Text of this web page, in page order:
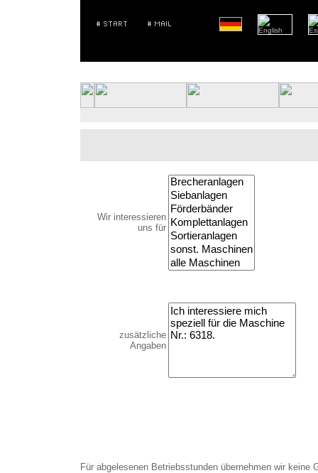
Wir interessieren
uns für
zusätzliche
Angaben
Für abgelesenen Betriebsstunden übernehmen wir keine